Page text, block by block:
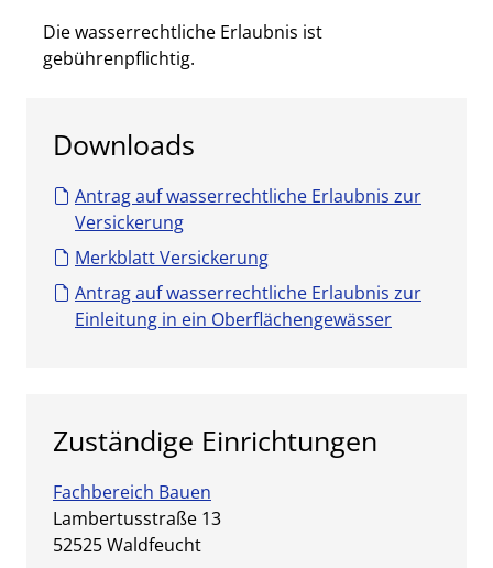
Die wasserrechtliche Erlaubnis ist
gebührenpflichtig.
Downloads
Antrag auf wasserrechtliche Erlaubnis zur
Versickerung
Merkblatt Versickerung
Antrag auf wasserrechtliche Erlaubnis zur
Einleitung in ein Oberflächengewässer
Zuständige Einrichtungen
Fachbereich Bauen
Straße:
Lambertusstraße Hausnummer:
13
PLZ:
52525Ort:
Waldfeucht